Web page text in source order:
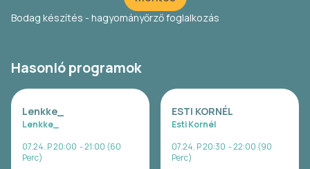
Bodag készítés - hagyományőrző foglalkozás
Hasonló programok
Lenkke_
Lenkke_
07.24. P 20:00 - 21:00 (60
Perc)
ESTI KORNÉL
Esti Kornél
07.24. P 20:30 - 22:00 (90
Perc)